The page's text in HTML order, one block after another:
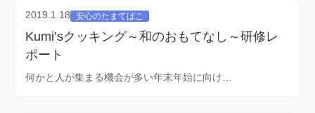
2019.1.18 安心のたまてばこ
Kumi’sクッキング～和のおもてなし～研修レ
ポート
何かと人が集まる機会が多い年末年始に向け…